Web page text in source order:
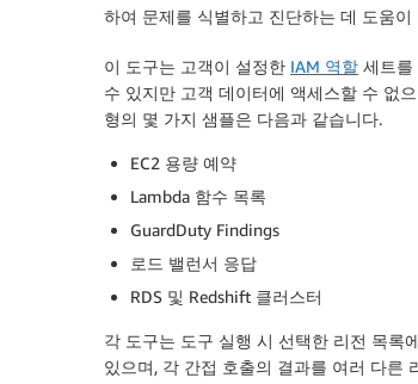
하여 문제를 식별하고 진단하는 데 도움
이 도구는 고객이 설정한 IAM 역할 세트를
수 있지만 고객 데이터에 액세스할 수 없
형의 몇 가지 샘플은 다음과 같습니다.
EC2 용량 예약
Lambda 함수 목록
GuardDuty Findings
로드 밸런서 응답
RDS 및 Redshift 클러스터
각 도구는 도구 실행 시 선택한 리전 목록
있으며, 각 간접 호출의 결과를 여러 다른